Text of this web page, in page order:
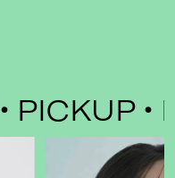
PICKUP